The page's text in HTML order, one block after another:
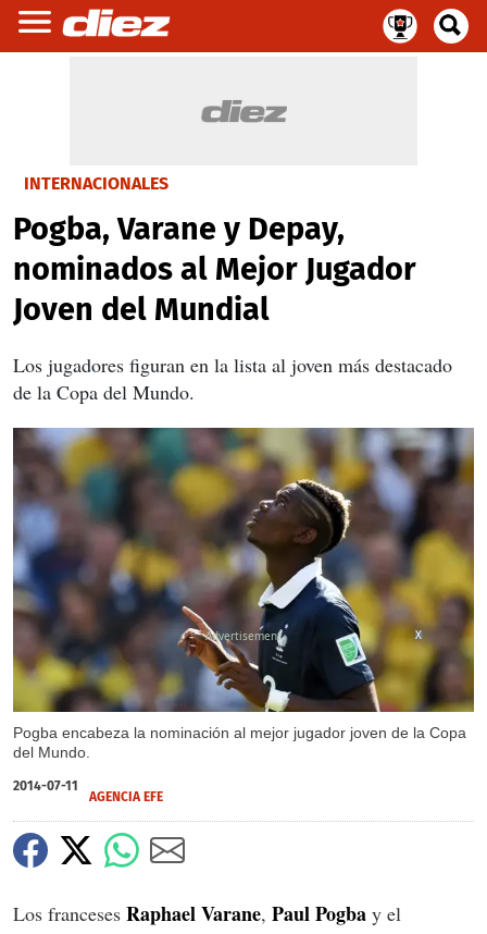
INTERNACIONALES
Pogba, Varane y Depay,
nominados al Mejor Jugador
Joven del Mundial
Los jugadores figuran en la lista al joven más destacado
de la Copa del Mundo.
Pogba encabeza la nominación al mejor jugador joven de la Copa
del Mundo.
X
2014-07-11
AGENCIA EFE
Los franceses Raphael Varane, Paul Pogba y el